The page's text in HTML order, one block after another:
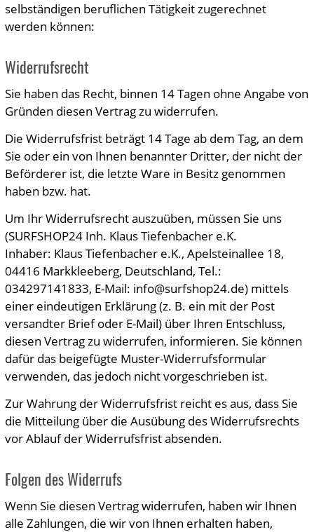
selbständigen beruflichen Tätigkeit zugerechnet
werden können:
Widerrufsrecht
Sie haben das Recht, binnen 14 Tagen ohne Angabe von
Gründen diesen Vertrag zu widerrufen.
Die Widerrufsfrist beträgt 14 Tage ab dem Tag, an dem
Sie oder ein von Ihnen benannter Dritter, der nicht der
Beförderer ist, die letzte Ware in Besitz genommen
haben bzw. hat.
Um Ihr Widerrufsrecht auszuüben, müssen Sie uns
(SURFSHOP24 Inh. Klaus Tiefenbacher e.K.
Inhaber: Klaus Tiefenbacher e.K., Apelsteinallee 18,
04416 Markkleeberg, Deutschland, Tel.:
034297141833, E-Mail: info@surfshop24.de) mittels
einer eindeutigen Erklärung (z. B. ein mit der Post
versandter Brief oder E-Mail) über Ihren Entschluss,
diesen Vertrag zu widerrufen, informieren. Sie können
dafür das beigefügte Muster-Widerrufsformular
verwenden, das jedoch nicht vorgeschrieben ist.
Zur Wahrung der Widerrufsfrist reicht es aus, dass Sie
die Mitteilung über die Ausübung des Widerrufsrechts
vor Ablauf der Widerrufsfrist absenden.
Folgen des Widerrufs
Wenn Sie diesen Vertrag widerrufen, haben wir Ihnen
alle Zahlungen, die wir von Ihnen erhalten haben,